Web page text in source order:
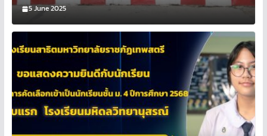
5 June 2025